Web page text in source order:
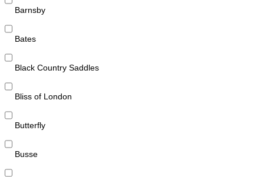
Barnsby
Bates
Black Country Saddles
Bliss of London
Butterfly
Busse